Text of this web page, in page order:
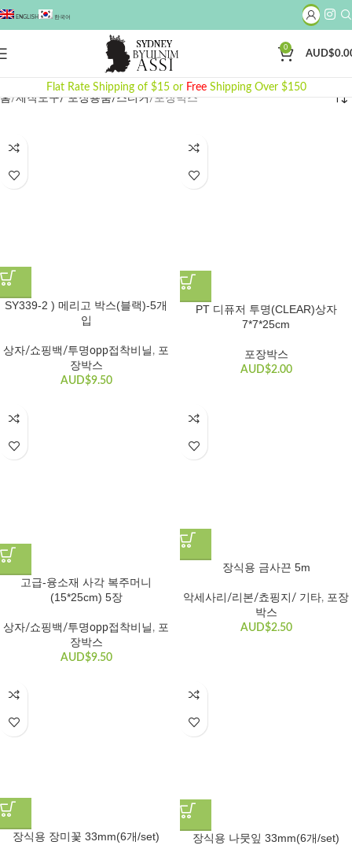
ENGLISH 한국어
0
AUD$
Flat Rate Shipping of $15 or Free Shipping Over $150
포장박스
홈 제작도구/ 포장용품/스티커 포장박스
SY339-2 ) 메리고 박스(블랙)-5개
입
상자/쇼핑백/투명opp접착비닐 , 포
장박스
AUD$9.50
PT 디퓨저 투명(CLEAR)상자
7*7*25cm
포장박스
AUD$2.00
고급-융소재 사각 복주머니
(15*25cm) 5장
상자/쇼핑백/투명opp접착비닐 , 포
장박스
AUD$9.50
장식용 금사끈 5m
악세사리/리본/쵸핑지/ 기타, 포장
박스
AUD$2.50
장식용 장미꽃 33mm(6개/set) 장식용 나뭇잎 33mm(6개/set)